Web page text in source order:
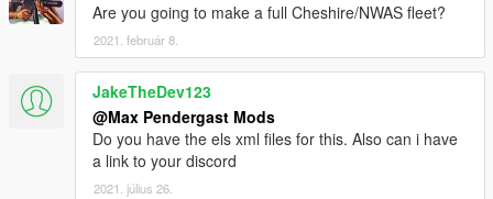
Are you going to make a full Cheshire/NWAS fleet?
2021. február 8.
JakeTheDev123
@Max Pendergast Mods
Do you have the els xml files for this. Also can i have
a link to your discord
2021. július 26.